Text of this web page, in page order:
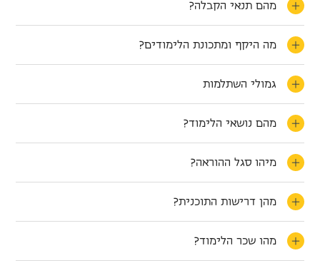
מהם תנאי הקבלה?
מה היקף ומתכונת הלימודים?
גמולי השתלמות
מהם נושאי הלימוד?
מיהו סגל ההוראה?
מהן דרישות התוכנית?
מהו שכר הלימוד?